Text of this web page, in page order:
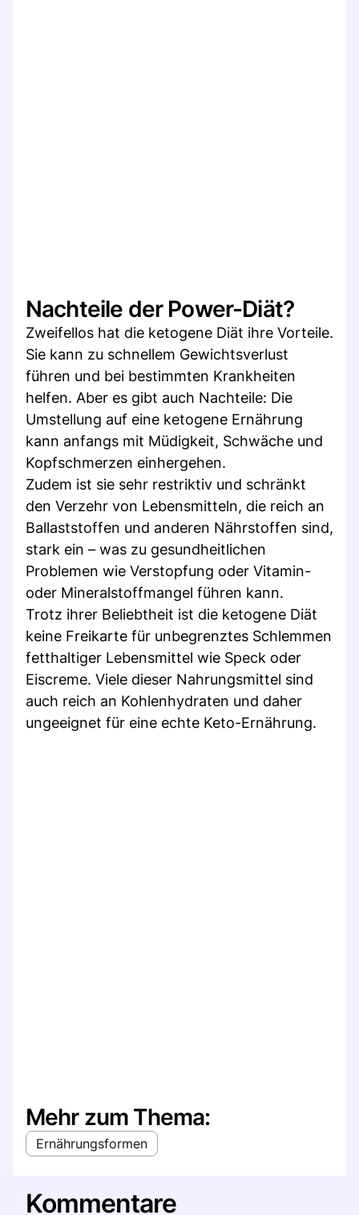
Nachteile der Power-Diät?
Zweifellos hat die ketogene Diät ihre Vorteile.
Sie kann zu schnellem Gewichtsverlust
führen und bei bestimmten Krankheiten
helfen. Aber es gibt auch Nachteile: Die
Umstellung auf eine ketogene Ernährung
kann anfangs mit Müdigkeit, Schwäche und
Kopfschmerzen einhergehen.
Zudem ist sie sehr restriktiv und schränkt
den Verzehr von Lebensmitteln, die reich an
Ballaststoffen und anderen Nährstoffen sind,
stark ein – was zu gesundheitlichen
Problemen wie Verstopfung oder Vitamin-
oder Mineralstoffmangel führen kann.
Trotz ihrer Beliebtheit ist die ketogene Diät
keine Freikarte für unbegrenztes Schlemmen
fetthaltiger Lebensmittel wie Speck oder
Eiscreme. Viele dieser Nahrungsmittel sind
auch reich an Kohlenhydraten und daher
ungeeignet für eine echte Keto-Ernährung.
Mehr zum Thema:
Ernährungsformen
Kommentare